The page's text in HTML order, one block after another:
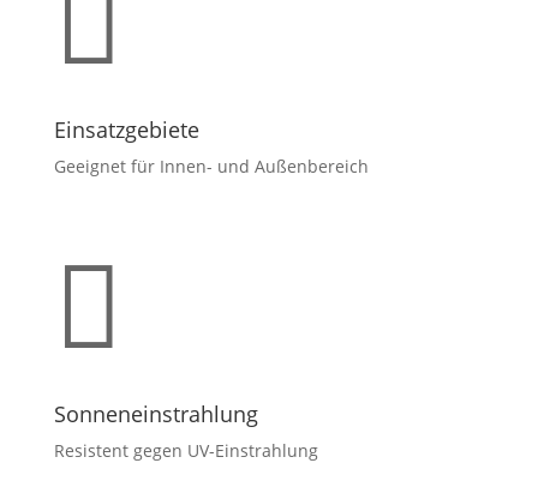
Einsatzgebiete
Geeignet für Innen- und Außenbereich

Sonneneinstrahlung
Resistent gegen UV-Einstrahlung